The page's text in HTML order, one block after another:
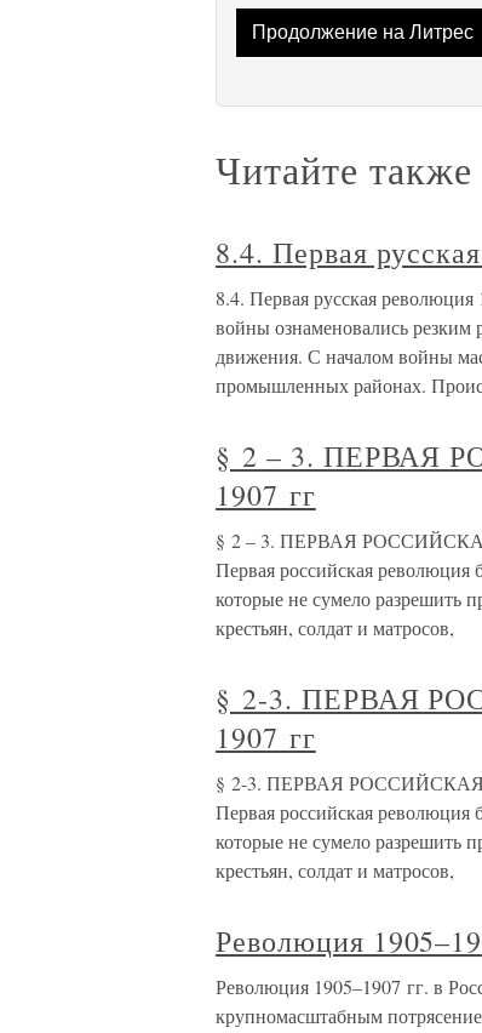
Продолжение на Литрес
Читайте также
8.4. Первая
8.4. Первая русская революция
войны ознаменовались
движения. С началом войны
промышленных районах.
§ 2 – 3. ПЕРВАЯ
1907 гг
§ 2 – 3. ПЕРВАЯ
Первая российская революция
которые не сумело разрешить
крестьян, солдат и матросов,
§ 2-3. ПЕРВАЯ
1907 гг
§ 2-3. ПЕРВАЯ РОССИЙСКАЯ
Первая российская революция
которые не сумело разрешить
крестьян, солдат и матросов,
Революция
Революция 1905–1907 гг. в
крупномасштабным